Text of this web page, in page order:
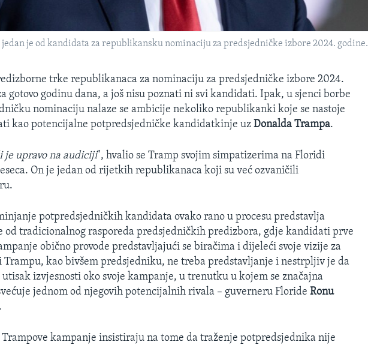
je od kandidata za republikansku nominaciju za predsjedničke izbore 2024. godine.
trke republikanaca za nominaciju za predsjedničke izbore 2024.
gotovo godinu dana, a još nisu poznati ni svi kandidati. Ipak, u sjenci borbe
nominaciju nalaze se ambicije nekoliko republikanki koje se nastoje
kao potencijalne potpredsjedničke kandidatkinje uzDonalda Trampa.
je upravo na audiciji", hvalio se Tramp svojim simpatizerima na Floridi
On je jedan od rijetkih republikanaca koji su već ozvaničili
potpredsjedničkih kandidata ovako rano u procesu predstavlja
od tradicionalnog rasporeda predsjedničkih predizbora, gdje kandidati prve
obično provode predstavljajući se biračima i dijeleći svoje vizije za
Trampu, kao bivšem predsjedniku, ne treba predstavljanje i nestrpljiv je da
izvjesnosti oko svoje kampanje, u trenutku u kojem se značajna
jednom od njegovih potencijalnih rivala – guverneru FlorideRonu
kampanje insistiraju na tome da traženje potpredsjednika nije